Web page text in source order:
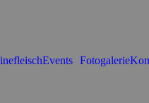
Events Fotogalerie